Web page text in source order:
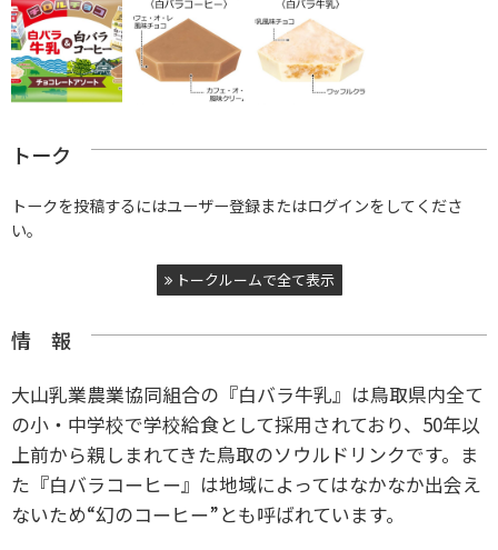
トーク
トークを投稿するにはユーザー登録またはログインをしてくださ
い。
トークルームで全て表示
情 報
大山乳業農業協同組合の『白バラ牛乳』は鳥取県内全て
の小・中学校で学校給食として採用されており、50年以
上前から親しまれてきた鳥取のソウルドリンクです。ま
た『白バラコーヒー』は地域によってはなかなか出会え
ないため“幻のコーヒー”とも呼ばれています。